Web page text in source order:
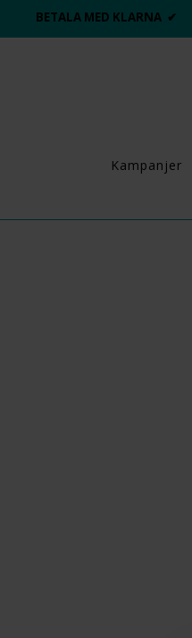
BETALA MED KLARNA ✔
Kampanjer